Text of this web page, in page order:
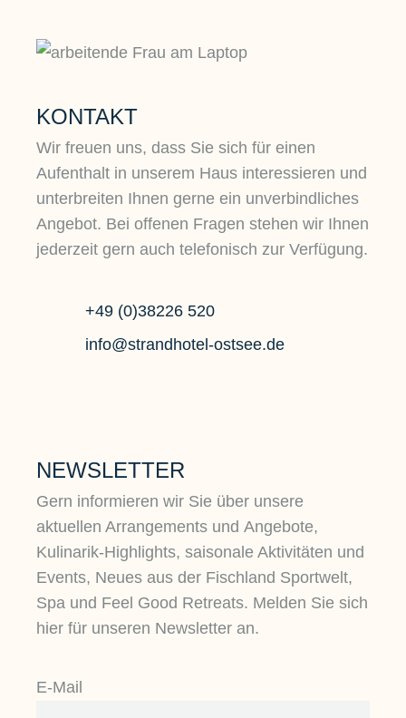
KONTAKT
Wir freuen uns, dass Sie sich für einen
Aufenthalt in unserem Haus interessieren und
unterbreiten Ihnen gerne ein unverbindliches
Angebot. Bei offenen Fragen stehen wir Ihnen
jederzeit gern auch telefonisch zur Verfügung.
+49 (0)38226 520
info@strandhotel-ostsee.de
NEWSLETTER
Gern informieren wir Sie über unsere
aktuellen Arrangements und Angebote,
Kulinarik-Highlights, saisonale Aktivitäten und
Events, Neues aus der Fischland Sportwelt,
Spa und Feel Good Retreats. Melden Sie sich
hier für unseren Newsletter an.
E-Mail